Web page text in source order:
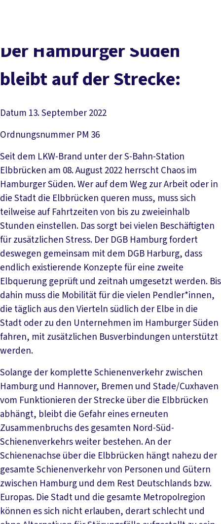
Service
Mitmachen
Der Hamburger Süden
bleibt auf der Strecke:
Datum 13. September 2022
Ordnungsnummer PM 36
Seit dem LKW-Brand unter der S-Bahn-Station
Elbbrücken am 08. August 2022 herrscht Chaos im
Hamburger Süden. Wer auf dem Weg zur Arbeit oder in
die Stadt die Elbbrücken queren muss, muss sich
teilweise auf Fahrtzeiten von bis zu zweieinhalb
Stunden einstellen. Das sorgt bei vielen Beschäftigten
für zusätzlichen Stress. Der DGB Hamburg fordert
deswegen gemeinsam mit dem DGB Harburg, dass
endlich existierende Konzepte für eine zweite
Elbquerung geprüft und zeitnah umgesetzt werden. Bis
dahin muss die Mobilität für die vielen Pendler*innen,
die täglich aus den Vierteln südlich der Elbe in die
Stadt oder zu den Unternehmen im Hamburger Süden
fahren, mit zusätzlichen Busverbindungen unterstützt
werden.
Solange der komplette Schienenverkehr zwischen
Hamburg und Hannover, Bremen und Stade/Cuxhaven
vom Funktionieren der Strecke über die Elbbrücken
abhängt, bleibt die Gefahr eines erneuten
Zusammenbruchs des gesamten Nord-Süd-
Schienenverkehrs weiter bestehen. An der
Schienenachse über die Elbbrücken hängt nahezu der
gesamte Schienenverkehr von Personen und Gütern
zwischen Hamburg und dem Rest Deutschlands bzw.
Europas. Die Stadt und die gesamte Metropolregion
können es sich nicht erlauben, derart schlecht und